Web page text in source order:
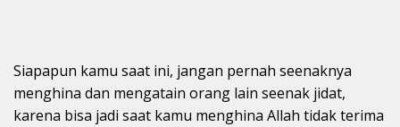
Siapapun kamu saat ini, jangan pernah seenaknya
menghina dan mengatain orang lain seenak jidat,
karena bisa jadi saat kamu menghina Allah tidak terima